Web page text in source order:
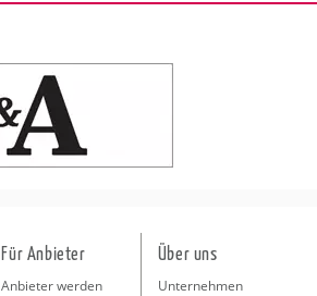
Für Anbieter
Anbieter werden
Über uns
Unternehmen